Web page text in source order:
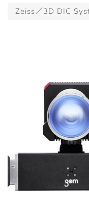
Zeiss／3D DIC